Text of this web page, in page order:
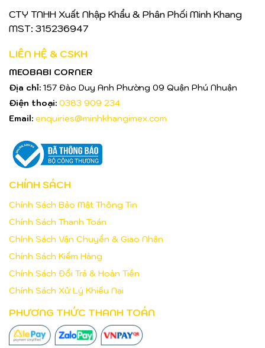
CTY TNHH Xuất Nhập Khẩu & Phân Phối Minh Khang
MST: 315236947
LIÊN HỆ & CSKH
MEOBABI CORNER
Địa chỉ: 157 Đào Duy Anh Phường 09 Quận Phú Nhuận
Điện thoại: 0383 909 234
Email: enquiries@minhkhangimex.com
CHÍNH SÁCH
Chính Sách Bảo Mật Thông Tin
Chính Sách Thanh Toán
Chính Sách Vận Chuyển & Giao Nhận
Chính Sách Kiểm Hàng
Chính Sách Đổi Trả & Hoàn Tiền
Chính Sách Xử Lý Khiếu Nại
PHƯƠNG THỨC THANH TOÁN